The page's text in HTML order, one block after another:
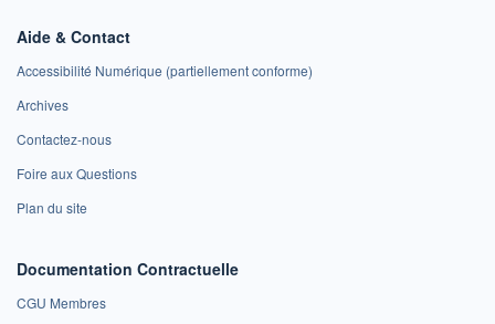
Aide & Contact
Accessibilité Numérique (partiellement conforme)
Archives
Contactez-nous
Foire aux Questions
Plan du site
Documentation Contractuelle
CGU Membres